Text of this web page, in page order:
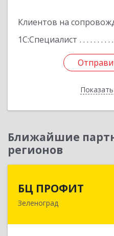
Клиентов на
1С:Специалист
Ближайшие
регионов
БЦ ПРОФИТ
Зеленоград124482, Москва г,